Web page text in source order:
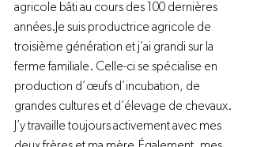
agricole bâti au cours des 100 dernières
années. Je suis productrice agricole de
troisième génération et j’ai grandi sur la
ferme familiale. Celle-ci se spécialise en
production d’œufs d’incubation, de
grandes cultures et d’élevage de chevaux.
J’y travaille toujours activement avec mes